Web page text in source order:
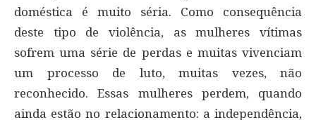
doméstica é muito séria. Como consequência
deste tipo de violência, as mulheres vítimas
sofrem uma série de perdas e muitas vivenciam
um processo de luto, muitas vezes, não
reconhecido. Essas mulheres perdem, quando
ainda estão no relacionamento: a independência,